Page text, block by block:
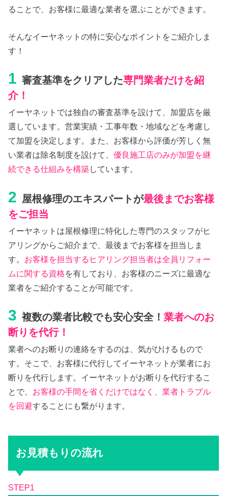
ることで、お客様に最適な業者を選ぶことができます。
そんなイーヤネットの特に安心なポイントをご紹介しま
す！
1 審査基準をクリアした専門業者だけを紹
介！
イーヤネットでは独自の審査基準を設けて、加盟店を厳
選しています。営業実績・工事年数・地域などを考慮し
て加盟を決定します。また、お客様から評価が芳しく無
い業者は除名制度を設けて、優良施工店のみが加盟を継
続できる仕組みを構築しています。
2 屋根修理のエキスパートが最後までお客様
をご担当
イーヤネットは屋根修理に特化した専門のスタッフがヒ
アリングからご紹介まで、最後までお客様を担当しま
す。 お客様を担当するヒアリング担当者は全員リフォー
ムに関する資格を有しており、お客様のニーズに最適な
業者をご紹介することが可能です。
3 複数の業者比較でも安心安全！業者へのお
断りを代行！
業者へのお断りの連絡をするのは、気がひけるもので
す。そこで、お客様に代行してイーヤネットが業者にお
断りを代行します。イーヤネットがお断りを代行するこ
とで、 お客様の手間を省くだけではなく、業者トラブル
を回避することにも繋がります。
お見積もりの流れ
STEP1